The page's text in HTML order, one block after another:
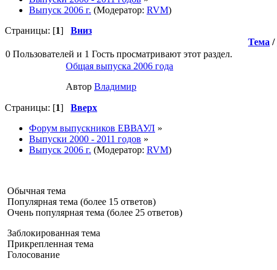
Выпуск 2006 г. (Модератор: RVM)
Страницы: [1] Вниз
Тема /
0 Пользователей и 1 Гость просматривают этот раздел.
Общая выпуска 2006 года
Автор Влaдимир
Страницы: [1] Вверх
Форум выпускников ЕВВАУЛ »
Выпуски 2000 - 2011 годов »
Выпуск 2006 г. (Модератор: RVM)
Обычная тема
Популярная тема (более 15 ответов)
Очень популярная тема (более 25 ответов)
Заблокированная тема
Прикрепленная тема
Голосование